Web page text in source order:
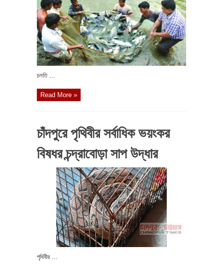
চলতি ...
Read More »
চাঁদপুরে পৃথিবীর সর্বাধিক ভয়ংকর
বিষধর চন্দ্রাবোড়া সাপ উদ্ধার
পৃথিবীর ...